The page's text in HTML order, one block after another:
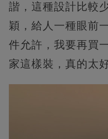
諧，這種設計比較
穎，給人一種眼前
件允許，我要再買
家這樣裝，真的太